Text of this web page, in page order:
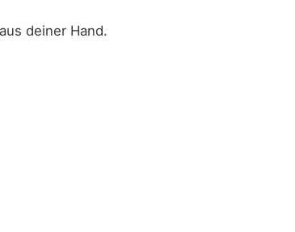
deiner Hand.